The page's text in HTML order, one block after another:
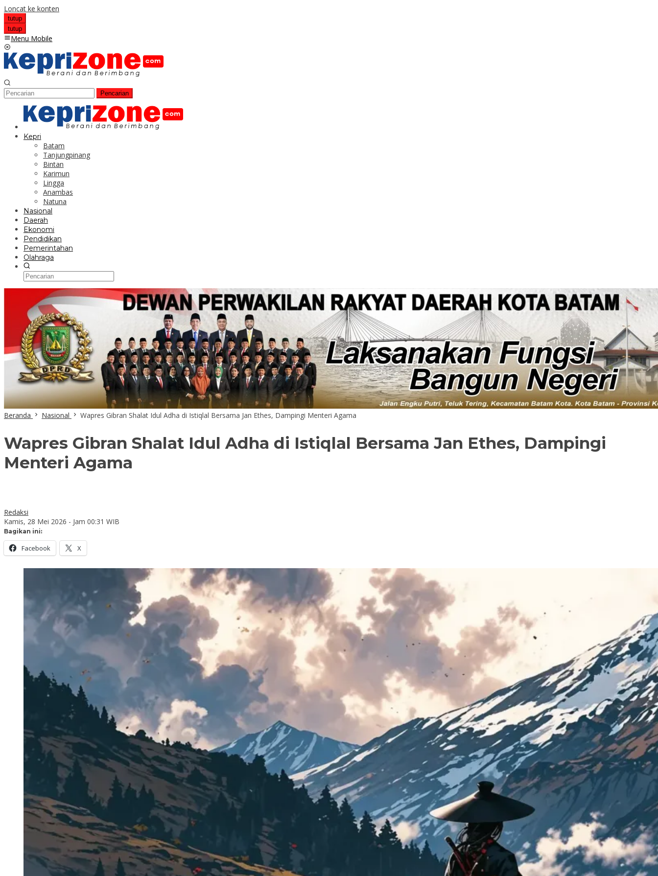
Loncat ke konten
tutup
tutup
Menu Mobile
Pencarian
Kepri
Batam
Tanjungpinang
Bintan
Karimun
Lingga
Anambas
Natuna
Nasional
Daerah
Ekonomi
Pendidikan
Pemerintahan
Olahraga
Beranda Nasional Wapres Gibran Shalat Idul Adha di Istiqlal Bersama Jan Ethes, Dampingi Menteri Agama
Wapres Gibran Shalat Idul Adha di Istiqlal Bersama Jan Ethes, Dampingi
Menteri Agama
Redaksi
Kamis, 28 Mei 2026 - Jam 00:31 WIB
Bagikan ini:
Facebook X